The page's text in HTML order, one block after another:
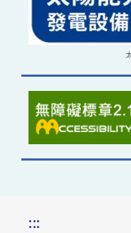
:::